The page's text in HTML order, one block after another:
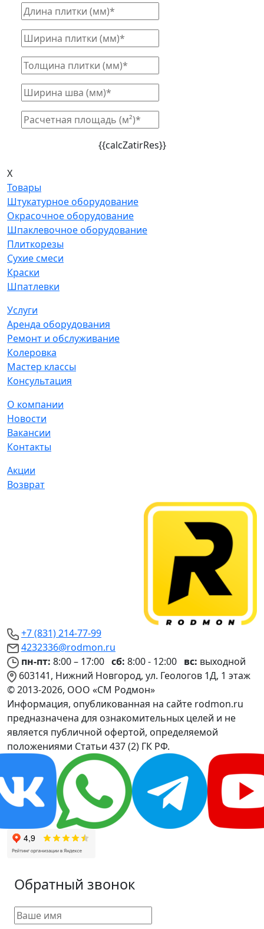
{{calcZatirRes}}
X
Товары
Штукатурное оборудование
Окрасочное оборудование
Шпаклевочное оборудование
Плиткорезы
Сухие смеси
Краски
Шпатлевки
Услуги
Аренда оборудования
Ремонт и обслуживание
Колеровка
Мастер классы
Консультация
О компании
Новости
Вакансии
Контакты
Акции
Возврат
+7 (831) 214-77-99
4232336@rodmon.ru
пн-пт: 8:00 – 17:00 сб: 8:00 - 12:00 вс: выходной
603141, Нижний Новгород, ул. Геологов 1Д, 1 этаж
© 2013-2026, ООО «СМ Родмон»
Информация, опубликованная на сайте rodmon.ru
предназначена для ознакомительных целей и не
является публичной офертой, определяемой
положениями Статьи 437 (2) ГК РФ.
Обратный звонок